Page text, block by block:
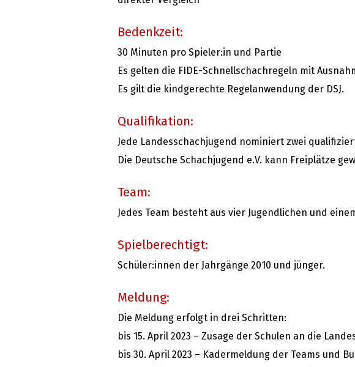
Bedenkzeit:
30 Minuten pro Spieler:in und Partie
Es gelten die FIDE-Schnellschachregeln mit
Es gilt die kindgerechte Regelanwendung der DSJ.
Qualifikation:
Jede Landesschachjugend nominiert zwei
Die Deutsche Schachjugend e.V. kann Freiplätze
Team:
Jedes Team besteht aus vier Jugendlichen und
Spielberechtigt:
Schüler:innen der Jahrgänge 2010 und jünger.
Meldung:
Die Meldung erfolgt in drei Schritten:
bis 15. April 2023 – Zusage der Schulen an die
bis 30. April 2023 – Kadermeldung der Teams und